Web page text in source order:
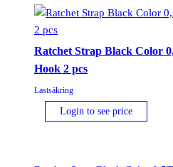
Ratchet Strap Black Color
Hook 2 pcs
Lastsäkring
Login to see price